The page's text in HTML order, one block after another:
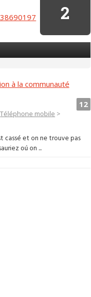
2
à la communauté
12
Téléphone mobile >
cassé et on ne trouve pas
oú on ...